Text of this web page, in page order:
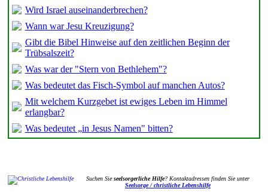
Wird Israel auseinanderbrechen?
Wann war Jesu Kreuzigung?
Gibt die Bibel Hinweise auf den zeitlichen Beginn der
Trübsalszeit?
Was war der "Stern von Bethlehem"?
Was bedeutet das Fisch-Symbol auf manchen Autos?
Mit welchem Kurzgebet ist ewiges Leben im Himmel
erlangbar?
Was bedeutet „in Jesus Namen" bitten?
Suchen Sieseelsorgerliche Hilfe? Kontaktadressen finden Sie unter
Seelsorge / christliche Lebenshilfe